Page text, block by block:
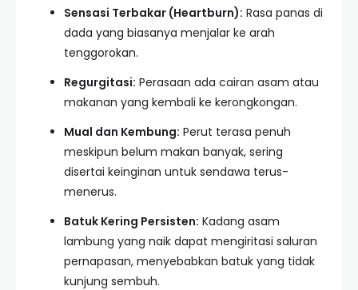
Sensasi Terbakar (Heartburn): Rasa panas di
dada yang biasanya menjalar ke arah
tenggorokan.
Regurgitasi: Perasaan ada cairan asam atau
makanan yang kembali ke kerongkongan.
Mual dan Kembung: Perut terasa penuh
meskipun belum makan banyak, sering
disertai keinginan untuk sendawa terus-
menerus.
Batuk Kering Persisten: Kadang asam
lambung yang naik dapat mengiritasi saluran
pernapasan, menyebabkan batuk yang tidak
kunjung sembuh.